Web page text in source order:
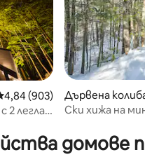
оценка: 4,84 от 5,
4,84 (903)
2 легла/
Дървена
Ски хижа на
домове